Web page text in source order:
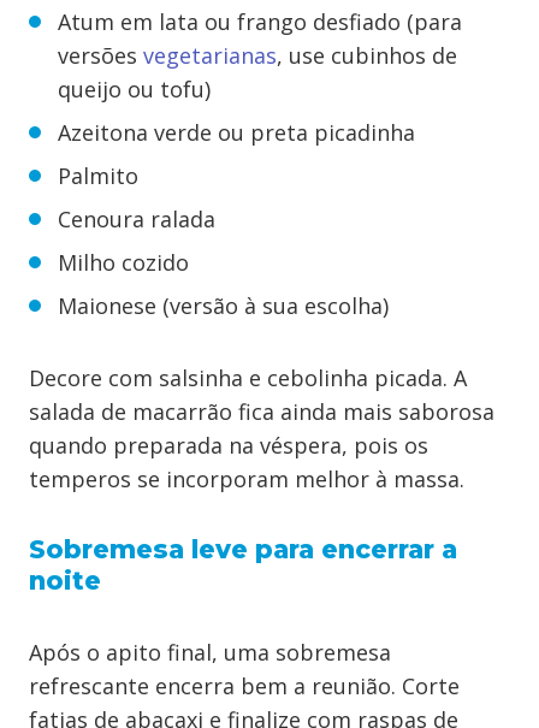
Atum em lata ou frango desfiado (para
versões vegetarianas, use cubinhos de
queijo ou tofu)
Azeitona verde ou preta picadinha
Palmito
Cenoura ralada
Milho cozido
Maionese (versão à sua escolha)
Decore com salsinha e cebolinha picada. A
salada de macarrão fica ainda mais saborosa
quando preparada na véspera, pois os
temperos se incorporam melhor à massa.
Sobremesa leve para encerrar a
noite
Após o apito final, uma sobremesa
refrescante encerra bem a reunião. Corte
fatias de abacaxi e finalize com raspas de